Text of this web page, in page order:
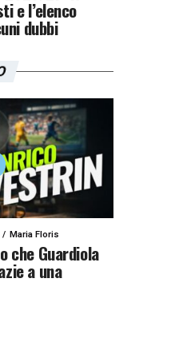
e l’elenco
dubbi
Maria Floris
che Guardiola
a una